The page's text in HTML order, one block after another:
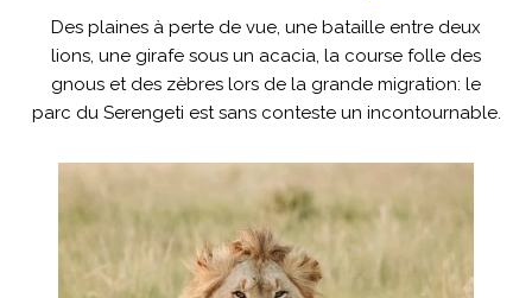
Des plaines à perte de vue, une bataille entre deux
lions, une girafe sous un acacia, la course folle des
gnous et des zèbres lors de la grande migration: le
parc du Serengeti est sans conteste un incontournable.